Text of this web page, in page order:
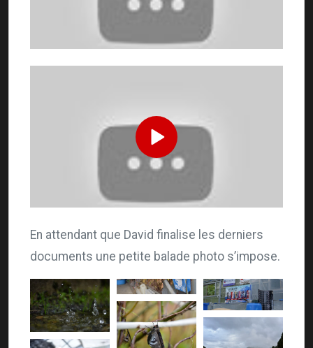
En attendant que David finalise les derniers
documents une petite balade photo s’impose.